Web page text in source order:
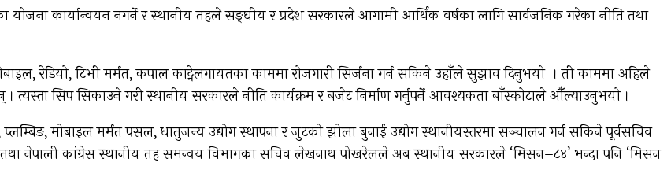
कार्यान्वयन नगर्ने र स्थानीय तहले सङ्घीय र प्रदेश सरकारले आगामी आर्थिक वर्षका लागि सार्वजनिक गरेका नीति तथा
रेडियो, टिभी मर्मत, कपाल काट्नेलगायतका काममा रोजगारी सिर्जना गर्न सकिने उहाँले सुझाव दिनुभयो । ती काममा अहिले
सिप सिकाउने गरी स्थानीय सरकारले नीति कार्यक्रम र बजेट निर्माण गर्नुपर्ने आवश्यकता बाँस्कोटाले औँल्याउनुभयो ।
प्लम्बिङ, मोबाइल मर्मत पसल, धातुजन्य उद्योग स्थापना र जुटको झोला बुनाई उद्योग स्थानीयस्तरमा सञ्चालन गर्न सकिने पूर्वसचिव
तथा नेपाली कांग्रेस स्थानीय तह समन्वय विभागका सचिव लेखनाथ पोखरेलले अब स्थानीय सरकारले ‘मिसन–८४’ भन्दा पनि ‘मिसन